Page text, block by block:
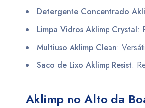
Detergente Concentrado
Limpa Vidros Aklimp Crystal:
Multiuso Aklimp Clean:
Saco de Lixo Aklimp Resist:
Aklimp no Alto da